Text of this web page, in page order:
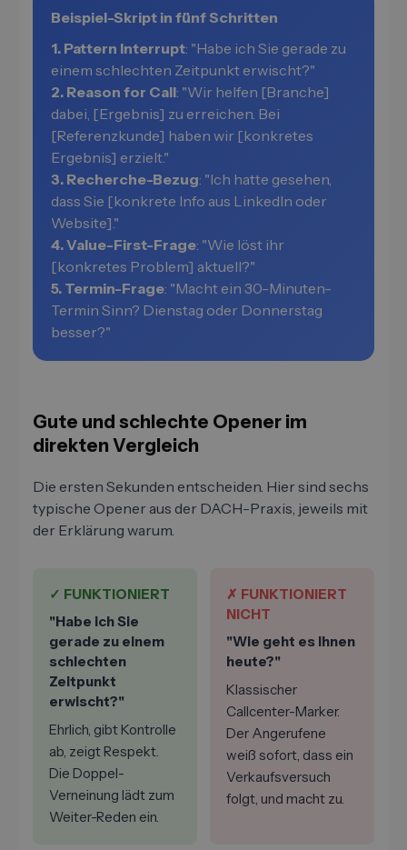
Beispiel-Skript in fünf Schritten
1. Pattern Interrupt: "Habe ich Sie gerade zu
einem schlechten Zeitpunkt erwischt?"
2. Reason for Call: "Wir helfen [Branche]
dabei, [Ergebnis] zu erreichen. Bei
[Referenzkunde] haben wir [konkretes
Ergebnis] erzielt."
3. Recherche-Bezug: "Ich hatte gesehen,
dass Sie [konkrete Info aus LinkedIn oder
Website]."
4. Value-First-Frage: "Wie löst ihr
[konkretes Problem] aktuell?"
5. Termin-Frage: "Macht ein 30-Minuten-
Termin Sinn? Dienstag oder Donnerstag
besser?"
Gute und schlechte Opener im
direkten Vergleich
Die ersten Sekunden entscheiden. Hier sind sechs
typische Opener aus der DACH-Praxis, jeweils mit
der Erklärung warum.
✓ FUNKTIONIERT
"Habe ich Sie
gerade zu einem
schlechten
Zeitpunkt
erwischt?"
Ehrlich, gibt Kontrolle
ab, zeigt Respekt.
Die Doppel-
Verneinung lädt zum
Weiter-Reden ein.
✗ FUNKTIONIERT
NICHT
"Wie geht es Ihnen
heute?"
Klassischer
Callcenter-Marker.
Der Angerufene
weiß sofort, dass ein
Verkaufsversuch
folgt, und macht zu.